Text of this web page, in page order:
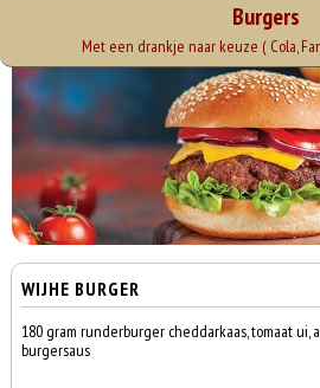
Burgers
Met een drankje naar keuze ( Cola,
WIJHE BURGER
180 gram runderburger cheddarkaas, tomaat ui,
burgersaus